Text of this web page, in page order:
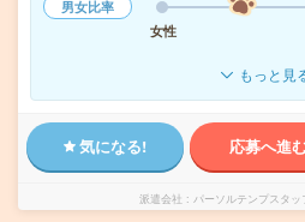
男女比率
女性
もっと見
気になる! 応募へ進
派遣会社 パーソルテンプスタ